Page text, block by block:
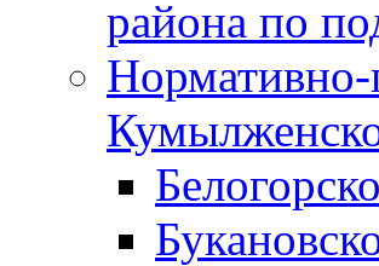
района по
Нормативно-